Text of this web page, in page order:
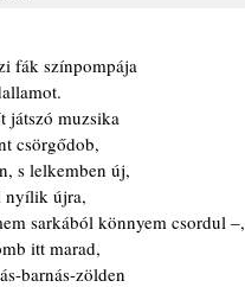
fák színpompája
játszó muzsika
csörgődob,
s lelkemben új,
nyílik újra,
sarkából könnyem csordul ‒,
itt marad,
barnás-zölden